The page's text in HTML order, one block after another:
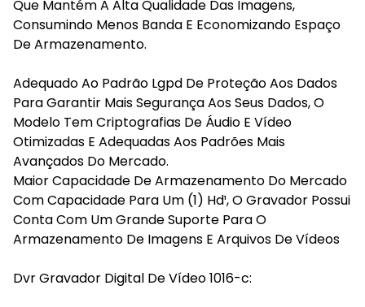
Que Mantém A Alta Qualidade Das Imagens,
Consumindo Menos Banda E Economizando Espaço
De Armazenamento.
Adequado Ao Padrão Lgpd De Proteção Aos Dados
Para Garantir Mais Segurança Aos Seus Dados, O
Modelo Tem Criptografias De Áudio E Vídeo
Otimizadas E Adequadas Aos Padrões Mais
Avançados Do Mercado.
Maior Capacidade De Armazenamento Do Mercado
Com Capacidade Para Um (1) Hd¹, O Gravador Possui
Conta Com Um Grande Suporte Para O
Armazenamento De Imagens E Arquivos De Vídeos
Dvr Gravador Digital De Vídeo 1016-c: